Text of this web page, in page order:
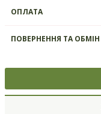
ОПЛАТА
ПОВЕРНЕННЯ ТА ОБМІН